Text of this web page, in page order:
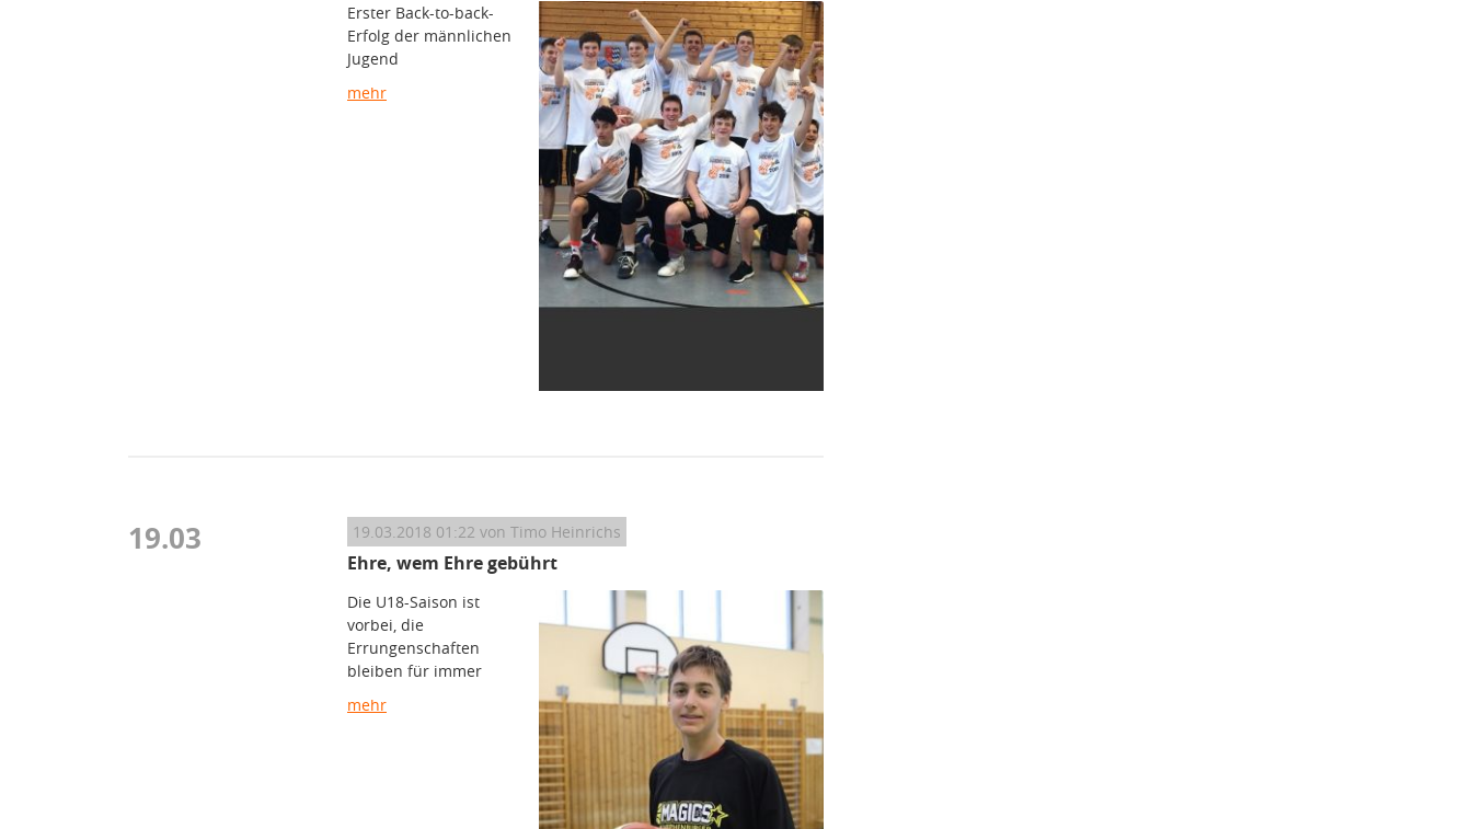
Erster Back-to-back-
Erfolg der männlichen
Jugend
mehr
19.03 19.03.2018 01:22 von Timo Heinrichs
Ehre, wem Ehre gebührt
Die U18-Saison ist
vorbei, die
Errungenschaften
bleiben für immer
mehr